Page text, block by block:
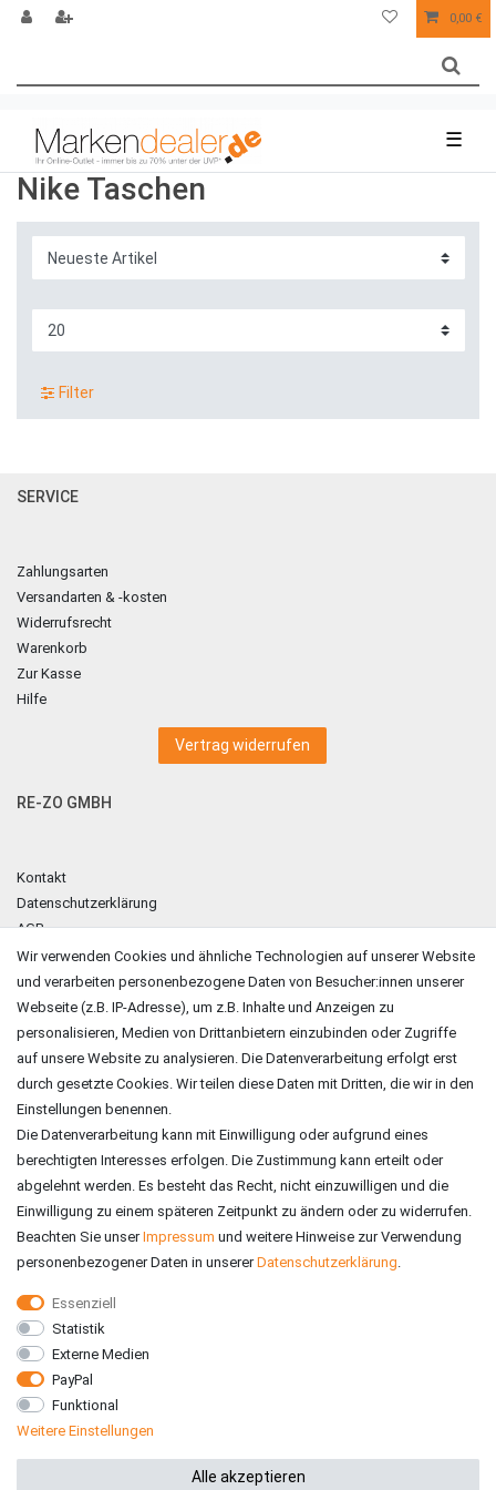
0,00 €
☰
Nike Taschen
Filter
SERVICE
Zahlungsarten
Versandarten & -kosten
Widerrufsrecht
Warenkorb
Zur Kasse
Hilfe
Vertrag widerrufen
RE-ZO GMBH
Kontakt
Datenschutzerklärung
AGB
Impressum
ZAHLUNGSARTEN
VERSAND
Wir verwenden Cookies und ähnliche Technologien auf unserer Website
und verarbeiten personenbezogene Daten von Besucher:innen unserer
Webseite (z.B. IP-Adresse), um z.B. Inhalte und Anzeigen zu
personalisieren, Medien von Drittanbietern einzubinden oder Zugriffe
auf unsere Website zu analysieren. Die Datenverarbeitung erfolgt erst
durch gesetzte Cookies. Wir teilen diese Daten mit Dritten, die wir in den
Einstellungen benennen.
Die Datenverarbeitung kann mit Einwilligung oder aufgrund eines
berechtigten Interesses erfolgen. Die Zustimmung kann erteilt oder
abgelehnt werden. Es besteht das Recht, nicht einzuwilligen und die
Einwilligung zu einem späteren Zeitpunkt zu ändern oder zu widerrufen.
Beachten Sie unserImpressum und weitere Hinweise zur Verwendung
personenbezogener Daten in unsererDaten­schutz­erklärung.
Essenziell
Statistik
Externe Medien
PayPal
Funktional
Weitere Einstellungen
Alle akzeptieren